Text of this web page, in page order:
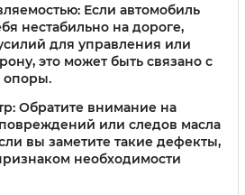
Если автомобиль
нестабильно на дороге,
для управления или
это может быть связано с
опоры.
Обратите внимание на
или следов масла
вы заметите такие дефекты,
необходимости